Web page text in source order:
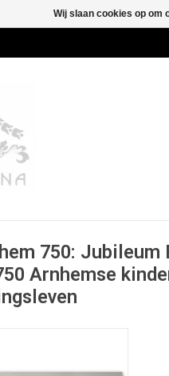
750: Jubileum
Arnhemse
Wij slaan cookies op om